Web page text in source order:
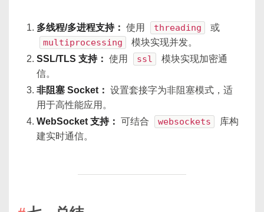
多线程/多进程支持： 使用 threading 或
multiprocessing
模块实现并发。
SSL/TLS 支持： 使用 ssl
模块实现加密通
信。
非阻塞 Socket： 设置套接字为非阻塞模式，适
用于高性能应用。
WebSocket 支持： 可结合 websockets
库构
建实时通信。